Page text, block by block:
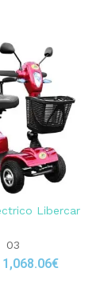
Libercar
03
1,068.06€